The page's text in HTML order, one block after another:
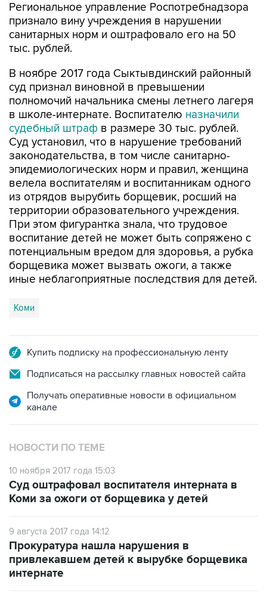
Региональное управление Роспотребнадзора
признало вину учреждения в нарушении
санитарных норм и оштрафовало его на 50
тыс. рублей.
В ноябре 2017 года Сыктывдинский районный
суд признал виновной в превышении
полномочий начальника смены летнего лагеря
в школе-интернате. Воспитателю назначили
судебный штраф в размере 30 тыс. рублей.
Суд установил, что в нарушение требований
законодательства, в том числе санитарно-
эпидемиологических норм и правил, женщина
велела воспитателям и воспитанникам одного
из отрядов вырубить борщевик, росший на
территории образовательного учреждения.
При этом фигурантка знала, что трудовое
воспитание детей не может быть сопряжено с
потенциальным вредом для здоровья, а рубка
борщевика может вызвать ожоги, а также
иные неблагоприятные последствия для детей.
Коми
Купить подписку на профессиональную ленту
Подписаться на рассылку главных новостей сайта
Получать оперативные новости в официальном
канале
НОВОСТИ ПО ТЕМЕ
10 ноября 2017 года 15:03
Суд оштрафовал воспитателя интерната в
Коми за ожоги от борщевика у детей
9 августа 2017 года 14:12
Прокуратура нашла нарушения в
привлекавшем детей к вырубке борщевика
интернате